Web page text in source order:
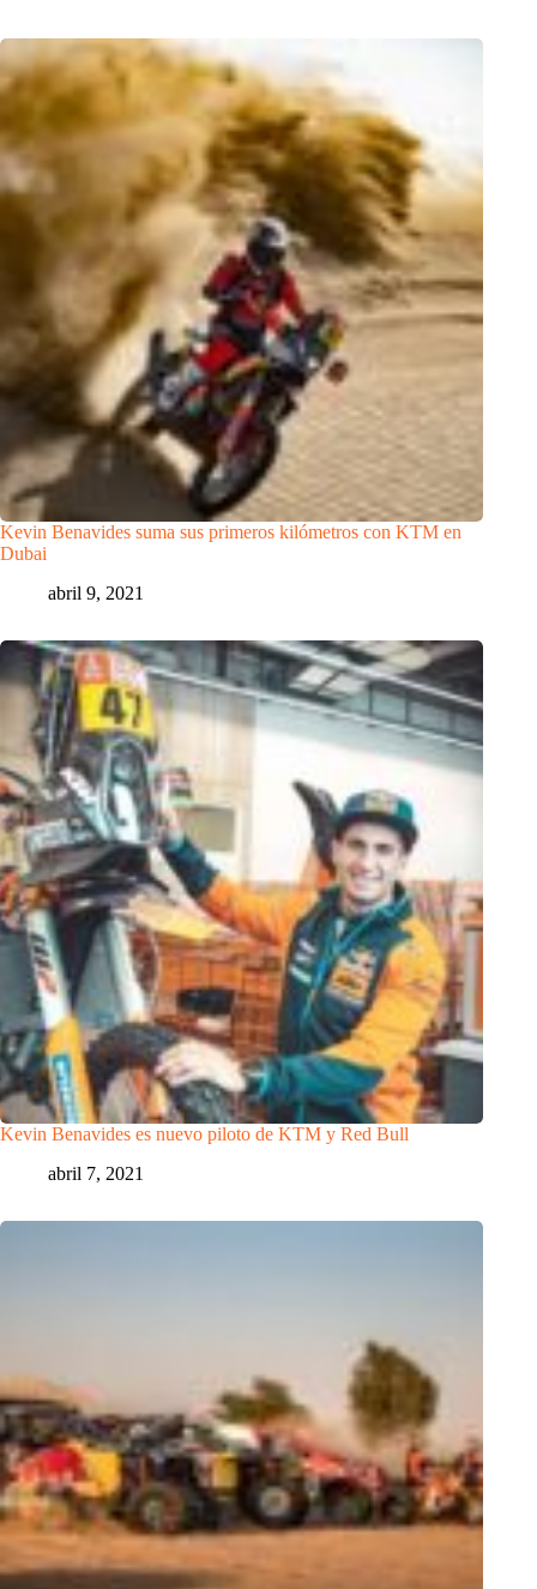
Kevin Benavides suma sus primeros kilómetros con KTM en
Dubai
abril 9, 2021
Kevin Benavides es nuevo piloto de KTM y Red Bull
abril 7, 2021